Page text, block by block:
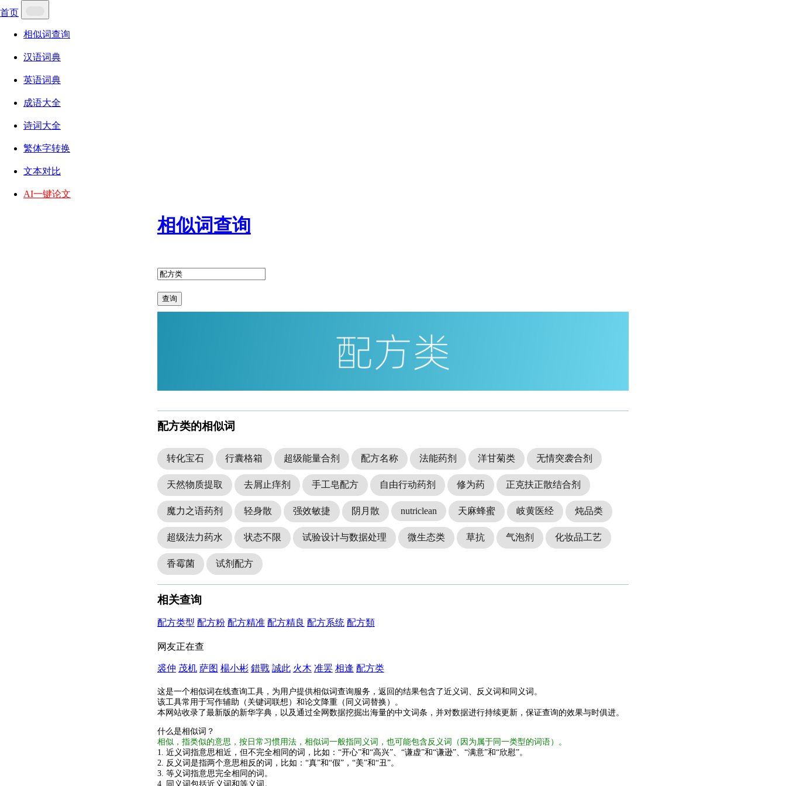
首页
相似词查询
汉语词典
英语词典
成语大全
诗词大全
繁体字转换
文本对比
AI一键论文
相似词查询
查询
配方类的相似词
转化宝石 行囊格箱 超级能量合剂 配方名称 法能药剂 洋甘菊类 无情突袭合剂
天然物质提取 去屑止痒剂 手工皂配方 自由行动药剂 修为药 正克扶正散结合剂
魔力之语药剂 轻身散 强效敏捷 阴月散 nutriclean 天麻蜂蜜 岐黄医经 炖品类
超级法力药水 状态不限 试验设计与数据处理 微生态类 草抗 气泡剂 化妆品工艺
香霉菌 试剂配方
相关查询
配方类型 配方粉 配方精准 配方精良 配方系统 配方類
网友正在查
裘仲 茂机 萨图 楊小彬 錯戰 誠此 火木 准罢 相逢 配方类
这是一个相似词在线查询工具，为用户提供相似词查询服务，返回的结果包含了近义词、反义词和同义词。
该工具常用于写作辅助（关键词联想）和论文降重（同义词替换）。
本网站收录了最新版的新华字典，以及通过全网数据挖掘出海量的中文词条，并对数据进行持续更新，保证查询的效果与时俱进。
什么是相似词？
相似，指类似的意思，按日常习惯用法，相似词一般指同义词，也可能包含反义词（因为属于同一类型的词语）。
1. 近义词指意思相近，但不完全相同的词，比如：“开心”和“高兴”、“谦虚”和“谦逊”、“满意”和“欣慰”。
2. 反义词是指两个意思相反的词，比如：“真”和“假”，“美”和“丑”。
3. 等义词指意思完全相同的词。
4. 同义词包括近义词和等义词。